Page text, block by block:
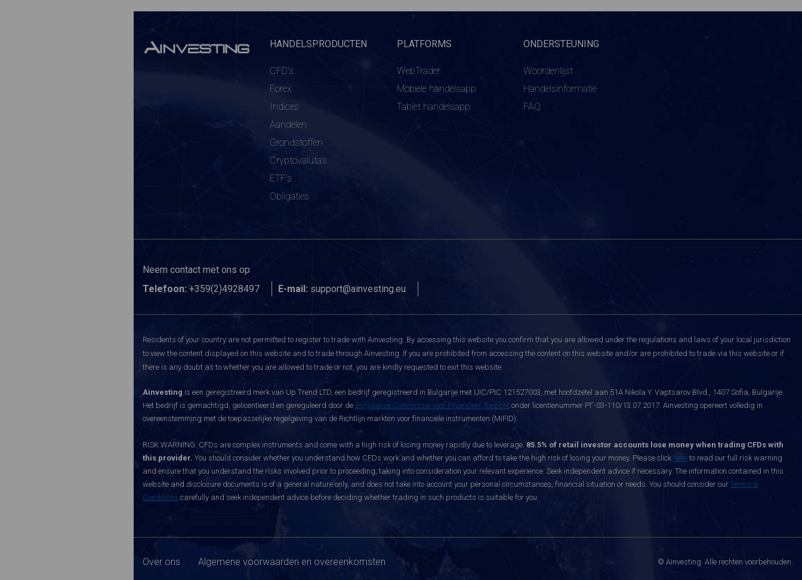
HANDELSPRODUCTEN
CFD's
Forex
Indices
Aandelen
Grondstoffen
Cryptovaluta's
ETF's
Obligaties
PLATFORMS
WebTrader
Mobiele handelsapp
Tablet handelsapp
ONDERSTEUNING
Woordenlijst
Handelsinformatie
FAQ
Neem contact met ons op
Telefoon: +359(2)4928497 E-mail: support@ainvesting.eu
Residents of your country are not permitted to register to trade with Ainvesting. By accessing this website you confirm that you are allowed under the regulations and laws of your local jurisdiction
to view the content displayed on this website and to trade through Ainvesting. If you are prohibited from accessing the content on this website and/or are prohibited to trade via this website or if
there is any doubt as to whether you are allowed to trade or not, you are kindly requested to exit this website.
Ainvesting is een geregistreerd merk van Up Trend LTD, een bedrijf geregistreerd in Bulgarije met UIC/PIC 121527003, met hoofdzetel aan 51A Nikola Y. Vaptsarov Blvd., 1407 Sofia, Bulgarije.
Het bedrijf is gemachtigd, gelicentieerd en gereguleerd door de Bulgaarse Commissie voor Financieel Toezicht onder licentienummer РГ-03-110/13.07.2017. Ainvesting opereert volledig in
overeenstemming met de toepasselijke regelgeving van de Richtlijn markten voor financiële instrumenten (MiFID).
RISK WARNING: CFDs are complex instruments and come with a high risk of losing money rapidly due to leverage. 85.5% of retail investor accounts lose money when trading CFDs with
this provider. You should consider whether you understand how CFDs work and whether you can afford to take the high risk of losing your money. Please click here to read our full risk warning
and ensure that you understand the risks involved prior to proceeding, taking into consideration your relevant experience. Seek independent advice if necessary. The information contained in this
website and disclosure documents is of a general nature only, and does not take into account your personal circumstances, financial situation or needs. You should consider our Terms &
Conditions carefully and seek independent advice before deciding whether trading in such products is suitable for you.
Over ons Algemene voorwaarden en overeenkomsten © Ainvesting. Alle rechten voorbehouden.